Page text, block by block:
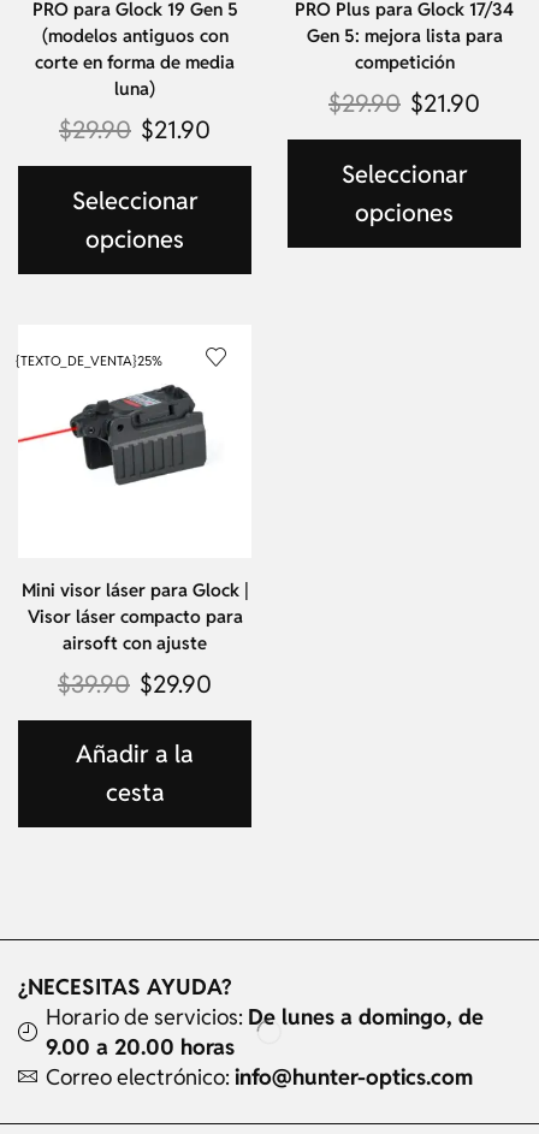
PRO para Glock 19 Gen 5
(modelos antiguos con
corte en forma de media
luna)
$29.90 $21.90
Seleccionar
opciones
PRO Plus para Glock 17/34
Gen 5: mejora lista para
competición
$29.90 $21.90
Seleccionar
opciones
{TEXTO_DE_VENTA}25%
Mini visor láser para Glock |
Visor láser compacto para
airsoft con ajuste
$39.90 $29.90
Añadir a la
cesta
¿NECESITAS AYUDA?
Horario de servicios: De lunes a domingo, de
9.00 a 20.00 horas
Correo electrónico: info@hunter-optics.com